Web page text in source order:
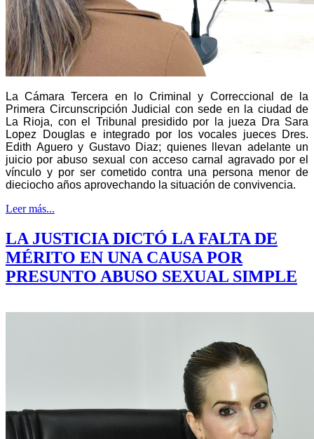
La Cámara Tercera en lo Criminal y Correccional de la
Primera Circunscripción Judicial con sede en la ciudad de
La Rioja, con el Tribunal presidido por la jueza Dra Sara
Lopez Douglas e integrado por los vocales jueces Dres.
Edith Aguero y Gustavo Diaz; quienes llevan adelante un
juicio por abuso sexual con acceso carnal agravado por el
vínculo y por ser cometido contra una persona menor de
dieciocho años aprovechando la situación de convivencia.
Leer más...
LA JUSTICIA DICTÓ LA FALTA DE
MÉRITO EN UNA CAUSA POR
PRESUNTO ABUSO SEXUAL SIMPLE